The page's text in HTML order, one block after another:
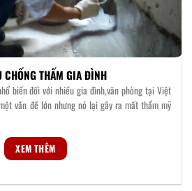
CHỐNG THẤM GIA ĐÌNH
biến đối với nhiều gia đình,văn phòng tại Việt
vấn đề lớn nhưng nó lại gây ra mất thẩm mỹ
XEM THÊM